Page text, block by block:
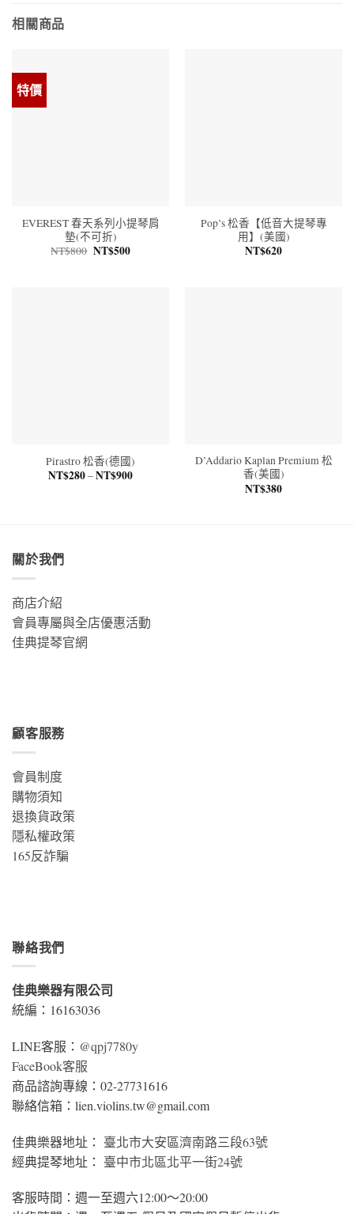
相關商品
特價
EVEREST 春天系列小提琴肩
墊(不可折)
NT$800 原
始
NT$500目
Pop’s 松香【低音大提琴專
用】(美國)
NT$620
Pirastro 松香(德國)
NT$280–NT$900價
D’Addario Kaplan Premium 松
香(美國)
NT$380
關於我們
商店介紹
會員專屬與全店優惠活動
佳典提琴官網
顧客服務
會員制度
購物須知
退換貨政策
隱私權政策
165反詐騙
聯絡我們
佳典樂器有限公司
統編：16163036
LINE客服： @qpj7780y
FaceBook客服
商品諮詢專線：02-27731616
聯絡信箱：lien.violins.tw@gmail.com
佳典樂器地址： 臺北市大安區濟南路三段63號
經典提琴地址： 臺中市北區北平一街24號
客服時間：週一至週六12:00～20:00